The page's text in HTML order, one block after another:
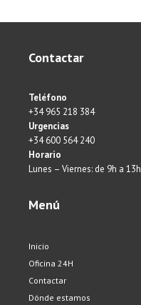
Contactar
Teléfono
+34 965 218 384
Urgencias
+34 600 564 240
Horario
Lunes – Viernes: de 9h a 13h
Menú
Inicio
Oficina 24H
Contactar
Dónde estamos